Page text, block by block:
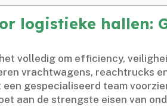
logistieke
volledig om efficiency,
vrachtwagens, reachtrucks
een gespecialiseerd team
aan de strengste eisen van